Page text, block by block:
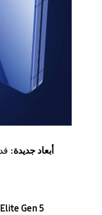
أبعاد جديدة:
Gen 5